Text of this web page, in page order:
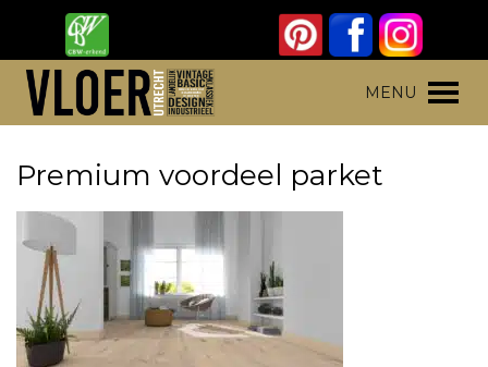
content
MENU
Premium voordeel parket